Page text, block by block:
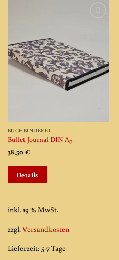
BUCHBINDEREI
Bullet Journal DIN A5
38,50€
Details
inkl. 19 % MwSt.
zzgl.Versandkosten
Lieferzeit: 5-7 Tage